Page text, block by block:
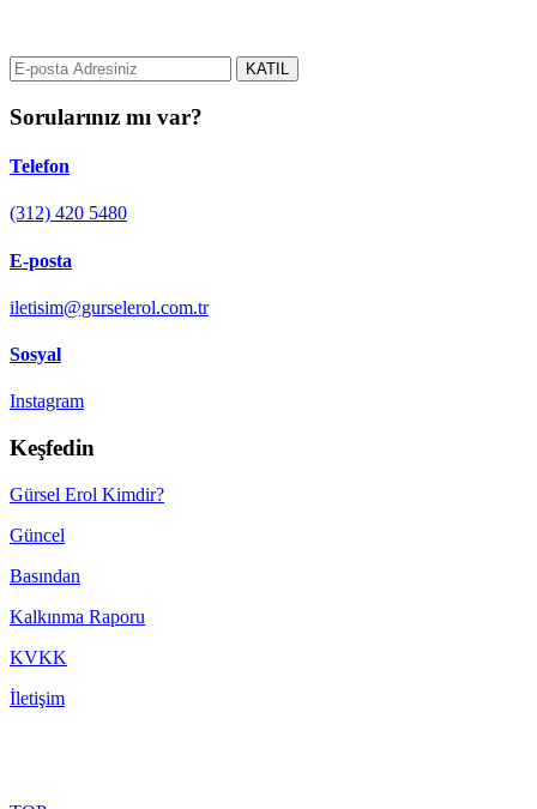
KATIL
Sorularınız mı var?
Telefon
(312) 420 5480
E-posta
iletisim@gurselerol.com.tr
Sosyal
Instagram
Keşfedin
Gürsel Erol Kimdir?
Güncel
Basından
Kalkınma Raporu
KVKK
İletişim